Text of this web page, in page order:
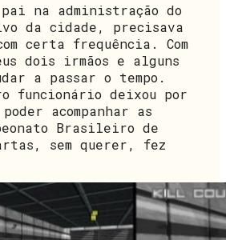
na administração do
da cidade, precisava
certa frequência. Com
dois irmãos e alguns
a passar o tempo.
funcionário deixou por
acompanhar as
Brasileiro de
sem querer, fez